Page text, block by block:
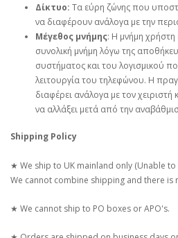
Δίκτυο: Τα εύρη ζώνης που
να διαφέρουν ανάλογα με την
Μέγεθος μνήμης: Η μνήμη χρήστη
συνολική μνήμη λόγω της
συστήματος και του λογισμικού
λειτουργία του τηλεφώνου. Η
διαφέρει ανάλογα με τον χειριστή
να αλλάξει μετά από την
Shipping Policy
★ We ship to UK mainland only (Unable
We cannot combine shipping and there is
★ We cannot ship to PO boxes or APO's.